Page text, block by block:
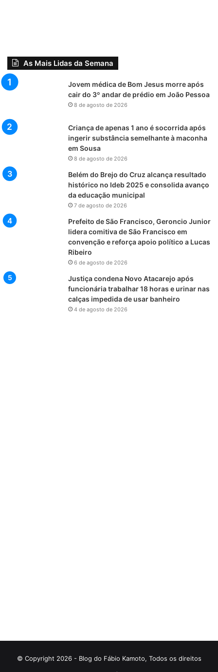
As Mais Lidas da Semana
Jovem médica de Bom Jesus morre após
cair do 3º andar de prédio em João Pessoa
8 de agosto de 2026
Criança de apenas 1 ano é socorrida após
ingerir substância semelhante à maconha
em Sousa
8 de agosto de 2026
Belém do Brejo do Cruz alcança resultado
histórico no Ideb 2025 e consolida avanço
da educação municipal
7 de agosto de 2026
Prefeito de São Francisco, Geroncio Junior
lidera comitiva de São Francisco em
convenção e reforça apoio político a Lucas
Ribeiro
6 de agosto de 2026
Justiça condena Novo Atacarejo após
funcionária trabalhar 18 horas e urinar nas
calças impedida de usar banheiro
4 de agosto de 2026
© Copyright 2026 - Blog do Fábio Kamoto, Todos os direitos